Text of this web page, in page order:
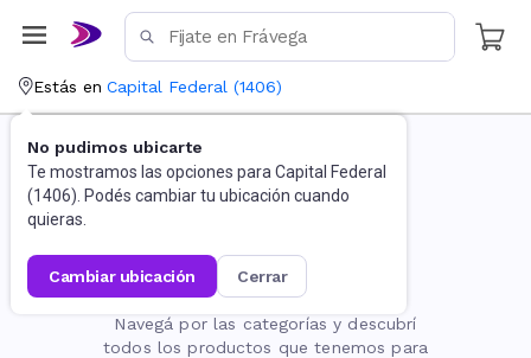
Estás en Capital Federal (1406)
No pudimos ubicarte
Te mostramos las opciones para Capital Federal
(1406). Podés cambiar tu ubicación cuando
quieras.
cambiar ubicación cerrar
La página no existe
Navegá por las categorías y descubrí
todos los productos que tenemos para